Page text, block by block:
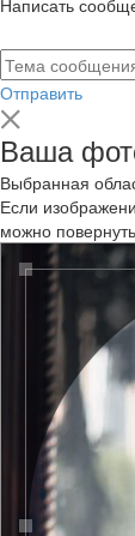
Отправить
Ваша
Выбранная
Если
можно